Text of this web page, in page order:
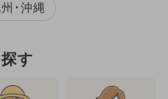
･沖縄
す